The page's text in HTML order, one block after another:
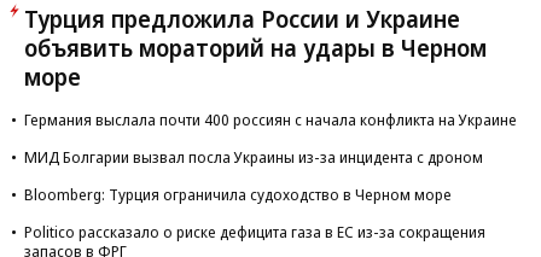
Турция предложила России и Украине
объявить мораторий на удары в Черном
море
Германия выслала почти 400 россиян с начала конфликта на Украине
МИД Болгарии вызвал посла Украины из-за инцидента с дроном
Bloomberg: Турция ограничила судоходство в Черном море
Politico рассказало о риске дефицита газа в ЕС из-за сокращения
запасов в ФРГ